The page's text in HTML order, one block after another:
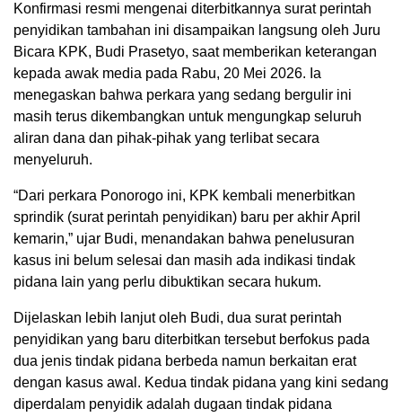
Konfirmasi resmi mengenai diterbitkannya surat perintah
penyidikan tambahan ini disampaikan langsung oleh Juru
Bicara KPK, Budi Prasetyo, saat memberikan keterangan
kepada awak media pada Rabu, 20 Mei 2026. Ia
menegaskan bahwa perkara yang sedang bergulir ini
masih terus dikembangkan untuk mengungkap seluruh
aliran dana dan pihak-pihak yang terlibat secara
menyeluruh.
“Dari perkara Ponorogo ini, KPK kembali menerbitkan
sprindik (surat perintah penyidikan) baru per akhir April
kemarin,” ujar Budi, menandakan bahwa penelusuran
kasus ini belum selesai dan masih ada indikasi tindak
pidana lain yang perlu dibuktikan secara hukum.
Dijelaskan lebih lanjut oleh Budi, dua surat perintah
penyidikan yang baru diterbitkan tersebut berfokus pada
dua jenis tindak pidana berbeda namun berkaitan erat
dengan kasus awal. Kedua tindak pidana yang kini sedang
diperdalam penyidik adalah dugaan tindak pidana